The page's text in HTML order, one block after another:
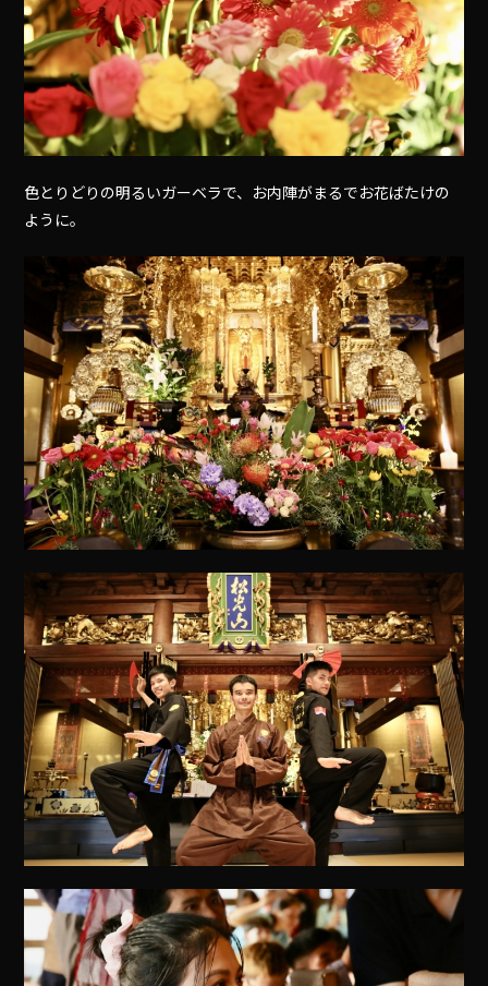
色とりどりの明るいガーベラで、お内陣がまるでお花ばたけの
ように。